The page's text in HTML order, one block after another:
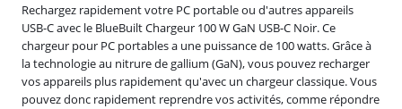
Rechargez rapidement votre PC portable ou d'autres appareils
USB-C avec le BlueBuilt Chargeur 100 W GaN USB-C Noir. Ce
chargeur pour PC portables a une puissance de 100 watts. Grâce à
la technologie au nitrure de gallium (GaN), vous pouvez recharger
vos appareils plus rapidement qu'avec un chargeur classique. Vous
pouvez donc rapidement reprendre vos activités, comme répondre